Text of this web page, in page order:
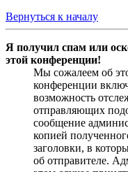
Вернуться к началу
Я получил спам или
этой конференции!
Мы сожалеем об
конференции
возможность
отправляющих
сообщение
копией
заголовки, в
об отправителе.